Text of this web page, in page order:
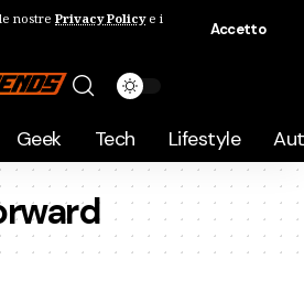
nostre Privacy Policye i
Accetto
Geek Tech Lifestyle